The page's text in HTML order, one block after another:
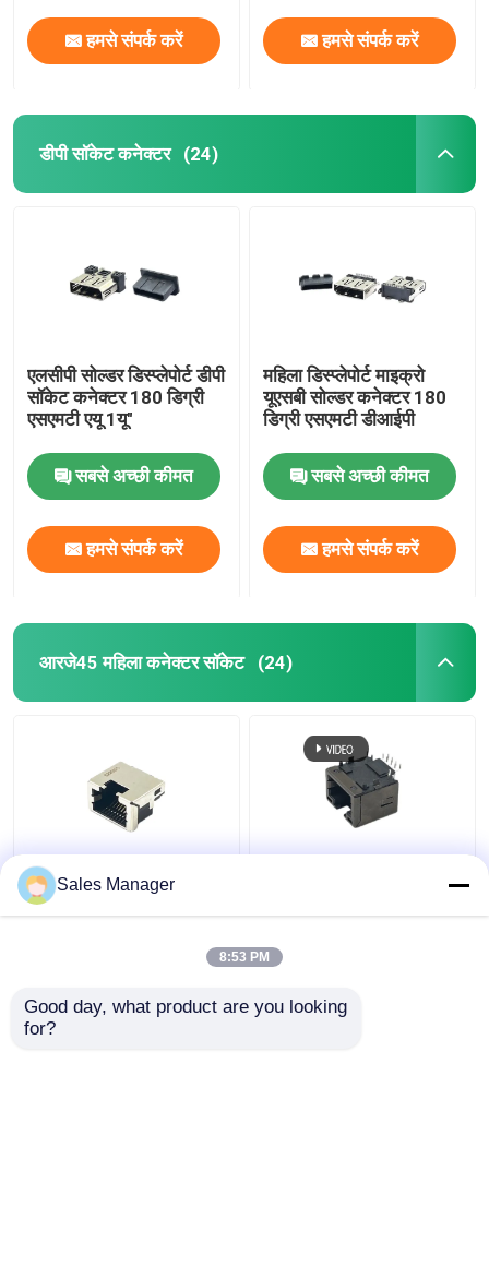
हमसे संपर्क करें हमसे संपर्क करें
डीपी सॉकेट कनेक्टर (24)
एलसीपी सोल्डर डिस्प्लेपोर्ट डीपी
सॉकेट कनेक्टर 180 डिग्री
एसएमटी एयू 1यू"
सबसे अच्छी कीमत
हमसे संपर्क करें
महिला डिस्प्लेपोर्ट माइक्रो
यूएसबी सोल्डर कनेक्टर 180
डिग्री एसएमटी डीआईपी
सबसे अच्छी कीमत
हमसे संपर्क करें
आरजे45 महिला कनेक्टर सॉकेट (24)
आधा परिरक्षित पीसीबी
आरजे45 महिला कनेक्टर
Sales Manager
8:53 PM
Good day, what product are you looking
for?